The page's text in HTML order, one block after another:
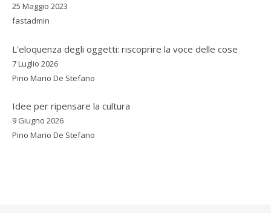
25 Maggio 2023
fastadmin
L'eloquenza degli oggetti: riscoprire la voce delle cose
7 Luglio 2026
Pino Mario De Stefano
Idee per ripensare la cultura
9 Giugno 2026
Pino Mario De Stefano